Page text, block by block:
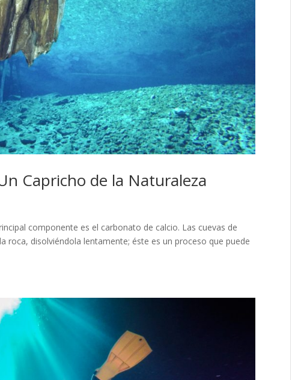
Capricho de la Naturaleza
componente es el carbonato de calcio. Las cuevas de
roca, disolviéndola lentamente; éste es un proceso que puede